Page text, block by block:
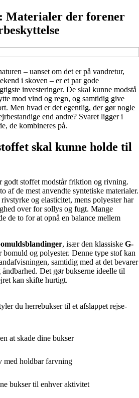
Materialer der forener
– uanset om det er på vandretur,
i skoven – er et par gode
investeringer. De skal kunne modstå
mod vind og regn, og samtidig give
Men hvad er det egentlig, der gør nogle
end andre? Svaret ligger i
de kombineres på.
skal kunne holde til
godt stoffet modstår friktion og rivning.
to af de mest anvendte syntetiske materialer.
og elasticitet, mens polyester har
over for sollys og fugt. Mange
de to for at opnå en balance mellem
, især den klassiske G-
bomuld og polyester. Denne type stof kan
samtidig med at det bevarer
Det gør bukserne ideelle til
kan skifte hurtigt.
du herrebukser til et afslappet rejse-
at skade dine bukser
med holdbar farvning
bukser til enhver aktivitet